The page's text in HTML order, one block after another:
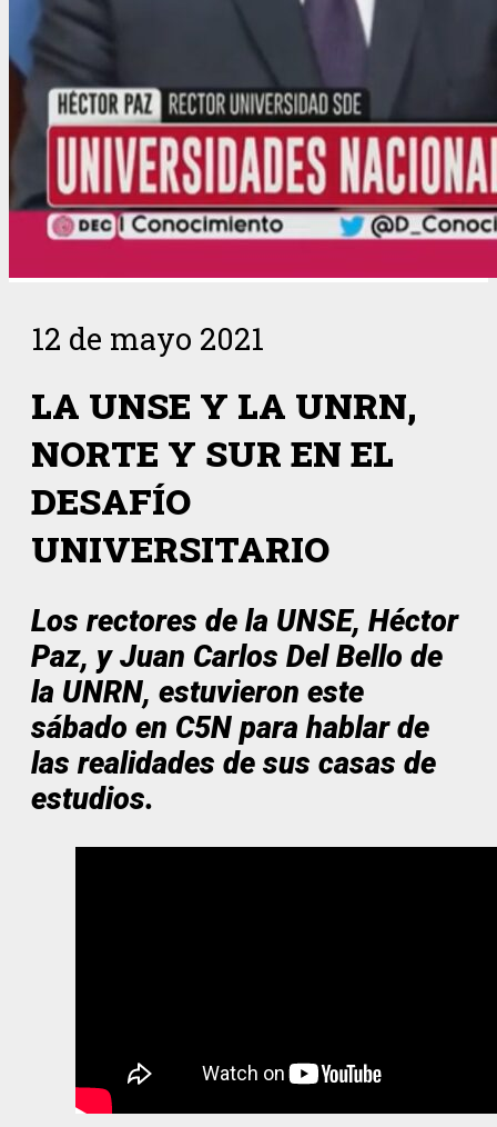
12 de mayo 2021
LA UNSE Y LA UNRN,
NORTE Y SUR EN EL
DESAFÍO
UNIVERSITARIO
Los rectores de la UNSE, Héctor
Paz, y Juan Carlos Del Bello de
la UNRN, estuvieron este
sábado en C5N para hablar de
las realidades de sus casas de
estudios.